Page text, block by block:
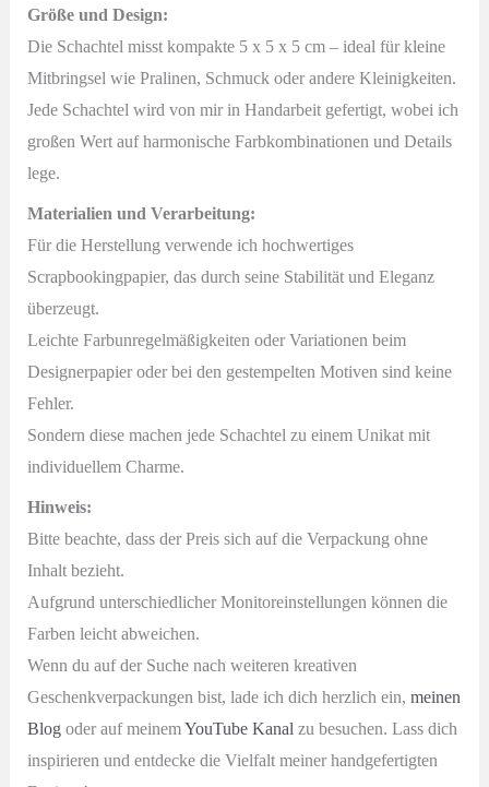
Größe und Design:
Die Schachtel misst kompakte 5 x 5 x 5 cm – ideal für kleine
Mitbringsel wie Pralinen, Schmuck oder andere Kleinigkeiten.
Jede Schachtel wird von mir in Handarbeit gefertigt, wobei ich
großen Wert auf harmonische Farbkombinationen und Details
lege.
Materialien und Verarbeitung:
Für die Herstellung verwende ich hochwertiges
Scrapbookingpapier, das durch seine Stabilität und Eleganz
überzeugt.
Leichte Farbunregelmäßigkeiten oder Variationen beim
Designerpapier oder bei den gestempelten Motiven sind keine
Fehler.
Sondern diese machen jede Schachtel zu einem Unikat mit
individuellem Charme.
Hinweis:
Bitte beachte, dass der Preis sich auf die Verpackung ohne
Inhalt bezieht.
Aufgrund unterschiedlicher Monitoreinstellungen können die
Farben leicht abweichen.
Wenn du auf der Suche nach weiteren kreativen
Geschenkverpackungen bist, lade ich dich herzlich ein, meinen
Blog oder auf meinemYouTube Kanal zu besuchen. Lass dich
inspirieren und entdecke die Vielfalt meiner handgefertigten